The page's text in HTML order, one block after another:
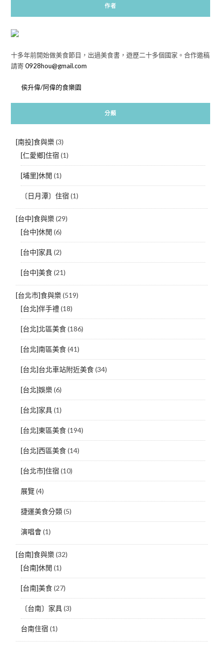
作者
十多年前開始做美食節目，出過美食書，遊歷二十多個國家。合作邀稿
請寄0928hou@gmail.com
侯升偉/阿偉的食樂園
分類
[南投]食與樂(3)
[仁愛鄉]住宿 (1)
[埔里]休閒 (1)
〔日月潭〕住宿 (1)
[台中]食與樂(29)
[台中]休閒 (6)
[台中]家具(2)
[台中]美食(21)
[台北市]食與樂(519)
[台北]伴手禮(18)
[台北]北區美食(186)
[台北]南區美食(41)
[台北]台北車站附近美食(34)
[台北]娛樂(6)
[台北]家具(1)
[台北]東區美食(194)
[台北]西區美食(14)
[台北市]住宿 (10)
展覽(4)
捷運美食分類(5)
演唱會(1)
[台南]食與樂(32)
[台南]休閒 (1)
[台南]美食(27)
〔台南〕家具(3)
台南住宿 (1)